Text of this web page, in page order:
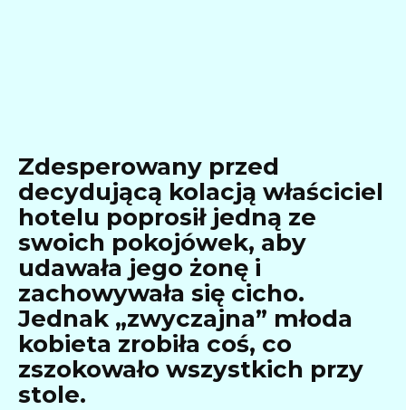
Zdesperowany przed
decydującą kolacją właściciel
hotelu poprosił jedną ze
swoich pokojówek, aby
udawała jego żonę i
zachowywała się cicho.
Jednak „zwyczajna” młoda
kobieta zrobiła coś, co
zszokowało wszystkich przy
stole.